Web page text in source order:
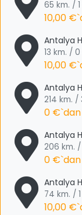
65 km. /
10,00 €
Antalya
13 km. /
10,00 €
Antalya
214 km. /
0 €
Antalya
206 km.
0 €
Antalya
74 km. /
10,00 €